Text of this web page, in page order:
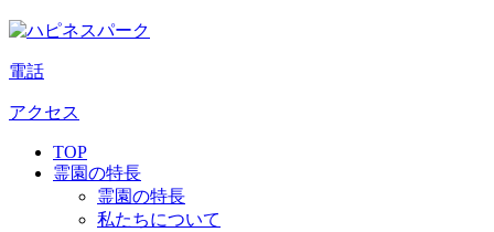
電話
アクセス
TOP
霊園の特長
霊園の特長
私たちについて